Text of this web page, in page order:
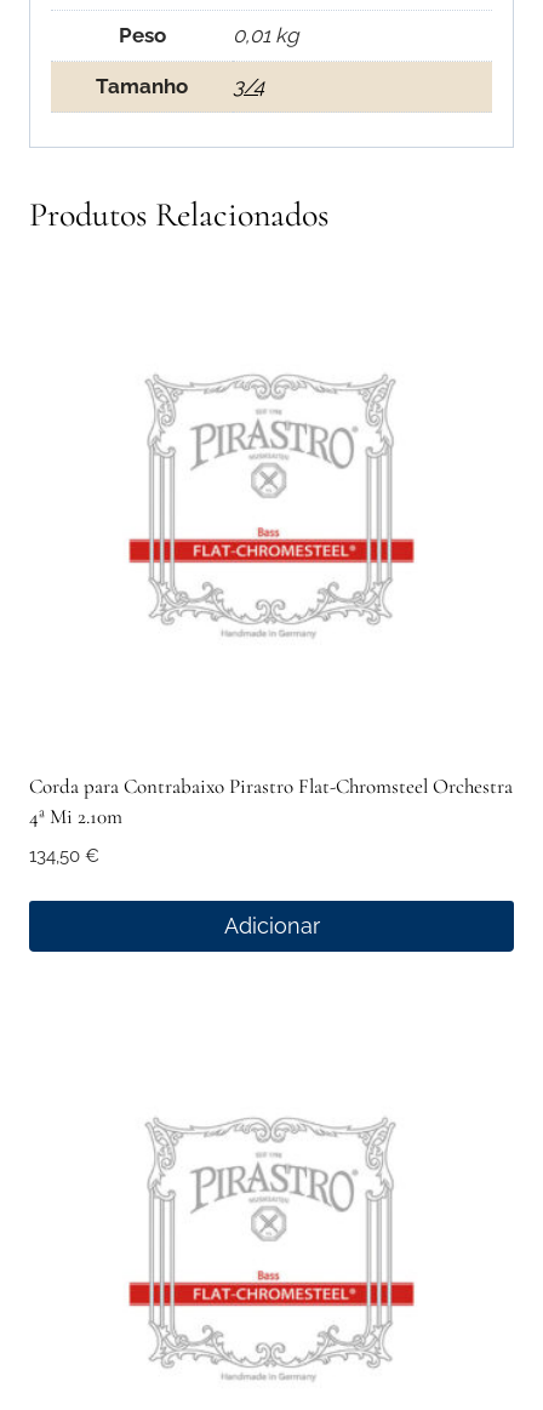
Peso 0,01 kg
Tamanho 3/4
Produtos Relacionados
Corda para Contrabaixo Pirastro Flat-Chromsteel Orchestra
4ª Mi 2.10m
134,50 €
Adicionar